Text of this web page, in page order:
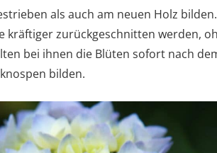
als auch am neuen Holz
kräftiger zurückgeschnitten werden,
bei ihnen die Blüten sofort nach
bilden.